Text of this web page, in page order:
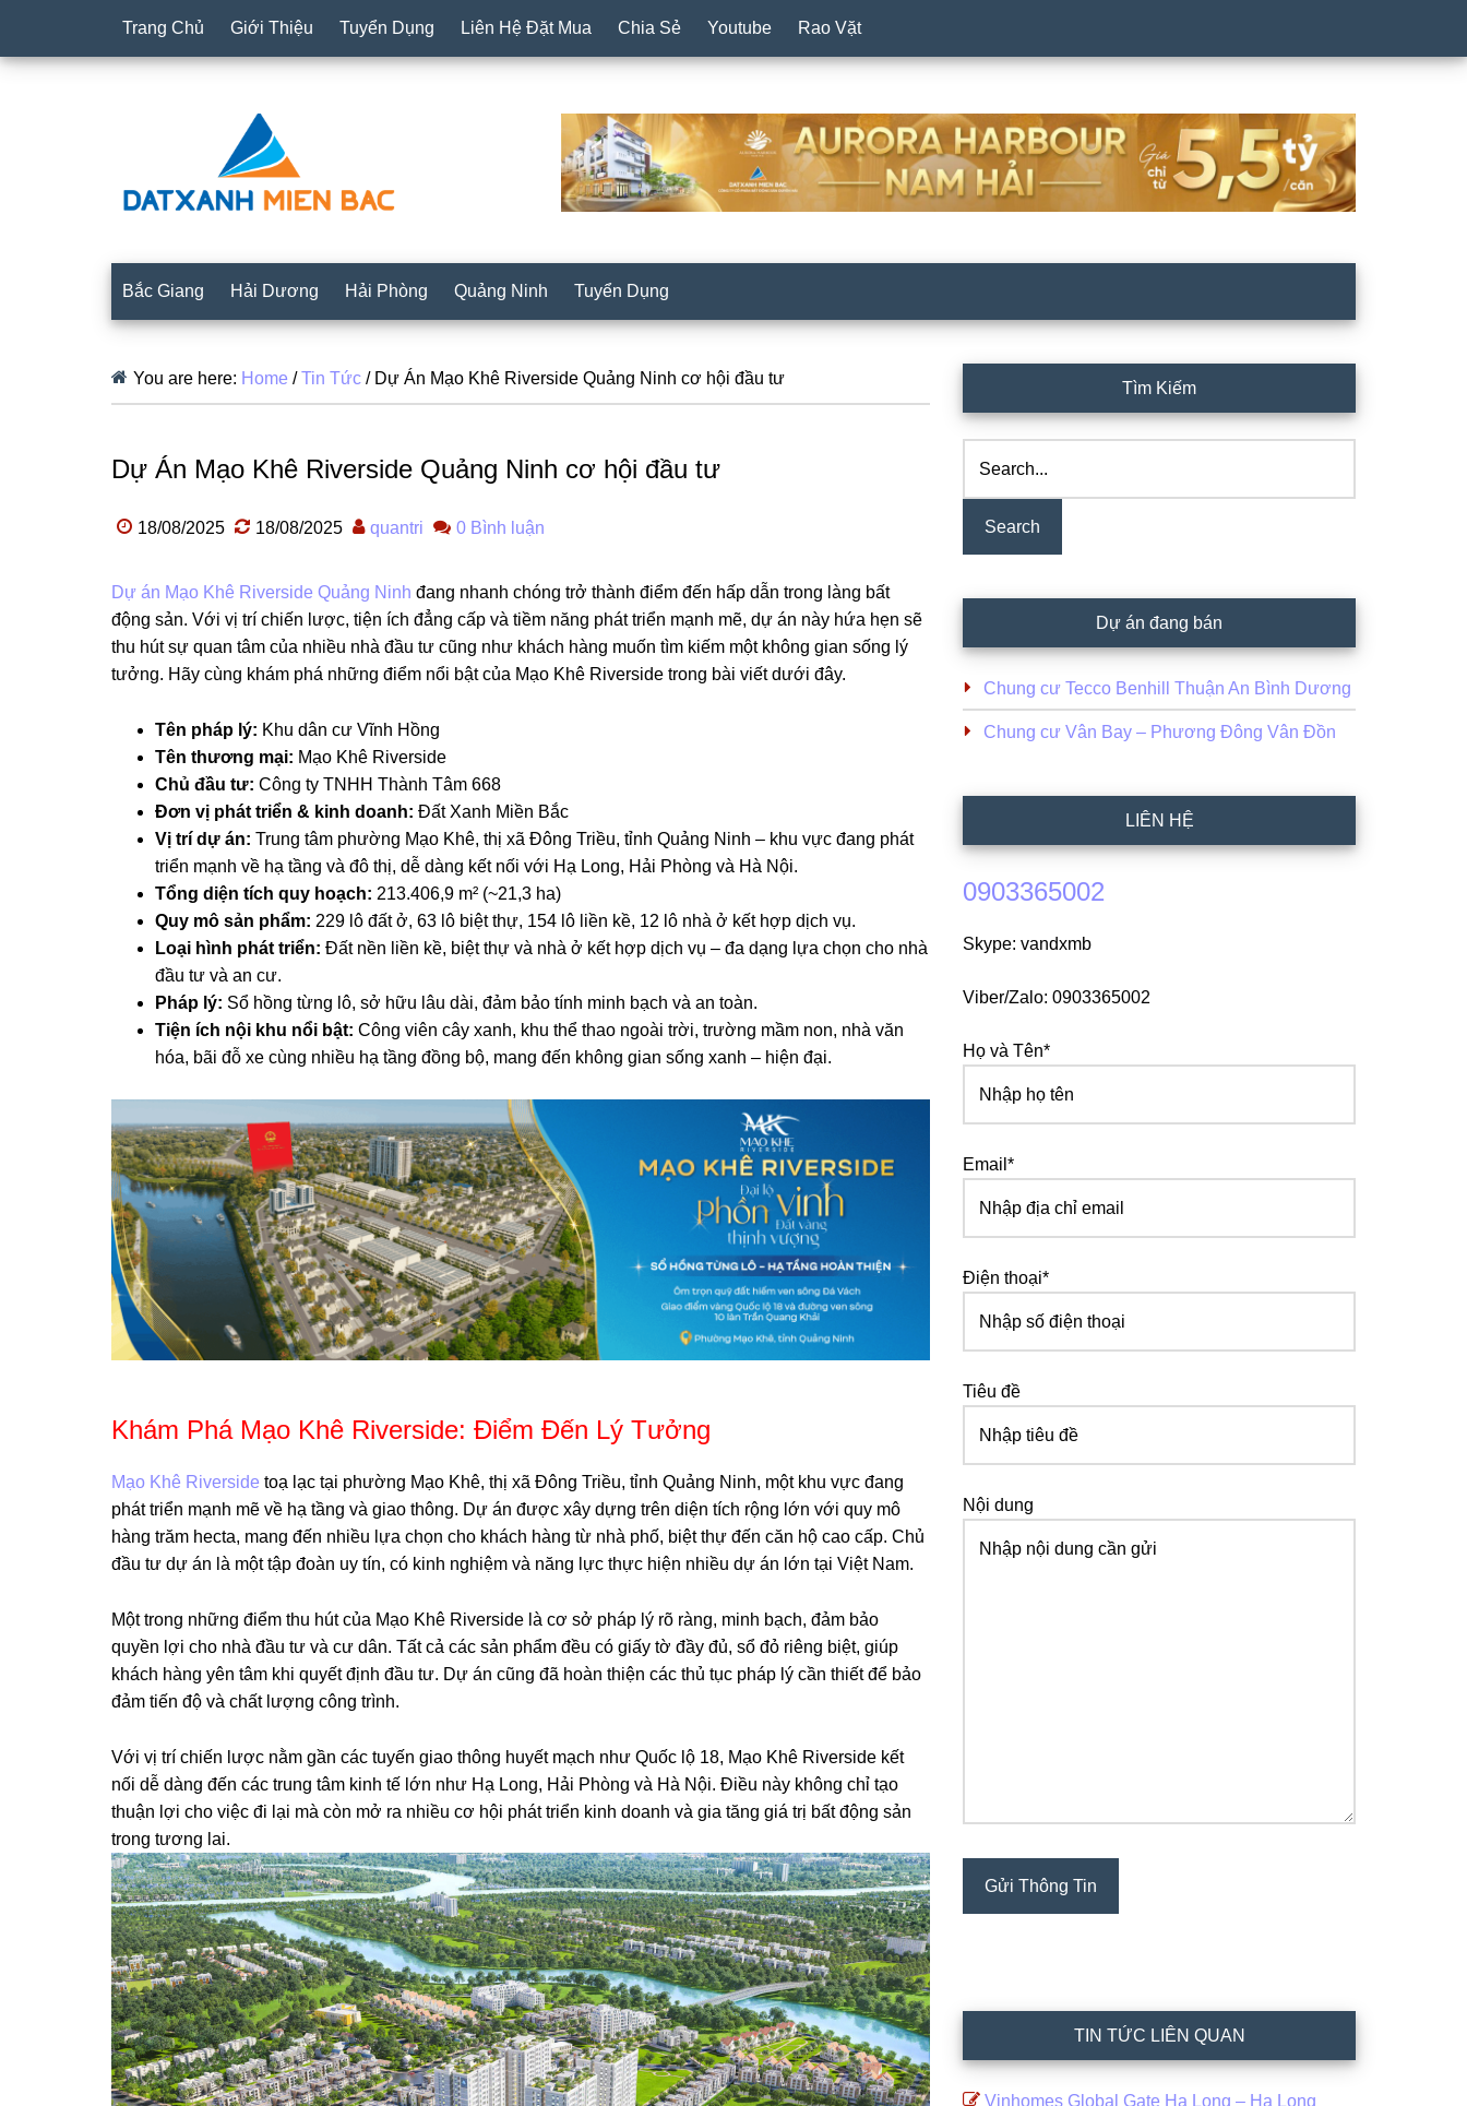
Trang Chủ Giới Thiệu Tuyển Dụng Liên Hệ Đặt Mua Chia Sẻ Youtube Rao Vặt
Bắc Giang Hải Dương Hải Phòng Quảng Ninh Tuyển Dụng
You are here: Home / Tin Tức /Dự Án Mạo Khê Riverside Quảng Ninh cơ hội đầu tư
Dự Án Mạo Khê Riverside Quảng Ninh cơ hội đầu tư
18/08/2025 18/08/2025 quantri 0 Bình luận
Dự án Mạo Khê Riverside Quảng Ninh đang nhanh chóng trở thành điểm đến hấp dẫn trong làng bất
động sản. Với vị trí chiến lược, tiện ích đẳng cấp và tiềm năng phát triển mạnh mẽ, dự án này hứa hẹn sẽ
thu hút sự quan tâm của nhiều nhà đầu tư cũng như khách hàng muốn tìm kiếm một không gian sống lý
tưởng. Hãy cùng khám phá những điểm nổi bật của Mạo Khê Riverside trong bài viết dưới đây.
Tên pháp lý: Khu dân cư Vĩnh Hồng
Tên thương mại: Mạo Khê Riverside
Chủ đầu tư: Công ty TNHH Thành Tâm 668
Đơn vị phát triển & kinh doanh: Đất Xanh Miền Bắc
Vị trí dự án: Trung tâm phường Mạo Khê, thị xã Đông Triều, tỉnh Quảng Ninh – khu vực đang phát
triển mạnh về hạ tầng và đô thị, dễ dàng kết nối với Hạ Long, Hải Phòng và Hà Nội.
Tổng diện tích quy hoạch: 213.406,9 m² (~21,3 ha)
Quy mô sản phẩm: 229 lô đất ở, 63 lô biệt thự, 154 lô liền kề, 12 lô nhà ở kết hợp dịch vụ.
Loại hình phát triển: Đất nền liền kề, biệt thự và nhà ở kết hợp dịch vụ – đa dạng lựa chọn cho nhà
đầu tư và an cư.
Pháp lý: Sổ hồng từng lô, sở hữu lâu dài, đảm bảo tính minh bạch và an toàn.
Tiện ích nội khu nổi bật: Công viên cây xanh, khu thể thao ngoài trời, trường mầm non, nhà văn
hóa, bãi đỗ xe cùng nhiều hạ tầng đồng bộ, mang đến không gian sống xanh – hiện đại.
Khám Phá Mạo Khê Riverside: Điểm Đến Lý Tưởng
Mạo Khê Riverside toạ lạc tại phường Mạo Khê, thị xã Đông Triều, tỉnh Quảng Ninh, một khu vực đang
phát triển mạnh mẽ về hạ tầng và giao thông. Dự án được xây dựng trên diện tích rộng lớn với quy mô
hàng trăm hecta, mang đến nhiều lựa chọn cho khách hàng từ nhà phố, biệt thự đến căn hộ cao cấp. Chủ
đầu tư dự án là một tập đoàn uy tín, có kinh nghiệm và năng lực thực hiện nhiều dự án lớn tại Việt Nam.
Một trong những điểm thu hút của Mạo Khê Riverside là cơ sở pháp lý rõ ràng, minh bạch, đảm bảo
quyền lợi cho nhà đầu tư và cư dân. Tất cả các sản phẩm đều có giấy tờ đầy đủ, sổ đỏ riêng biệt, giúp
khách hàng yên tâm khi quyết định đầu tư. Dự án cũng đã hoàn thiện các thủ tục pháp lý cần thiết để bảo
đảm tiến độ và chất lượng công trình.
Với vị trí chiến lược nằm gần các tuyến giao thông huyết mạch như Quốc lộ 18, Mạo Khê Riverside kết
nối dễ dàng đến các trung tâm kinh tế lớn như Hạ Long, Hải Phòng và Hà Nội. Điều này không chỉ tạo
thuận lợi cho việc đi lại mà còn mở ra nhiều cơ hội phát triển kinh doanh và gia tăng giá trị bất động sản
trong tương lai.
Sidebar
Tìm Kiếm
Dự án đang bán
Chung cư Tecco Benhill Thuận An Bình Dương
Chung cư Vân Bay – Phương Đông Vân Đồn
LIÊN HỆ
0903365002
Skype: vandxmb
Viber/Zalo: 0903365002
Họ và Tên*
Email*
Điện thoại*
Tiêu đề
Nội dung
TIN TỨC LIÊN QUAN
Vinhomes Global Gate Hạ Long – Hạ Long